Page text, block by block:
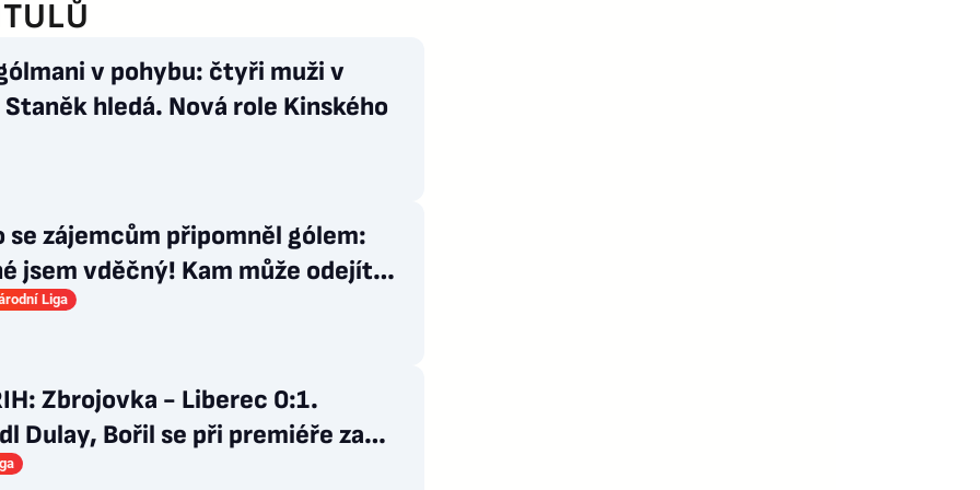
v pohybu: čtyři muži v
hledá. Nová role Kinského
se zájemcům připomněl gólem:
jsem vděčný! Kam může odejít
Liga
Zbrojovka - Liberec 0:1.
Dulay, Bořil se při premiéře za